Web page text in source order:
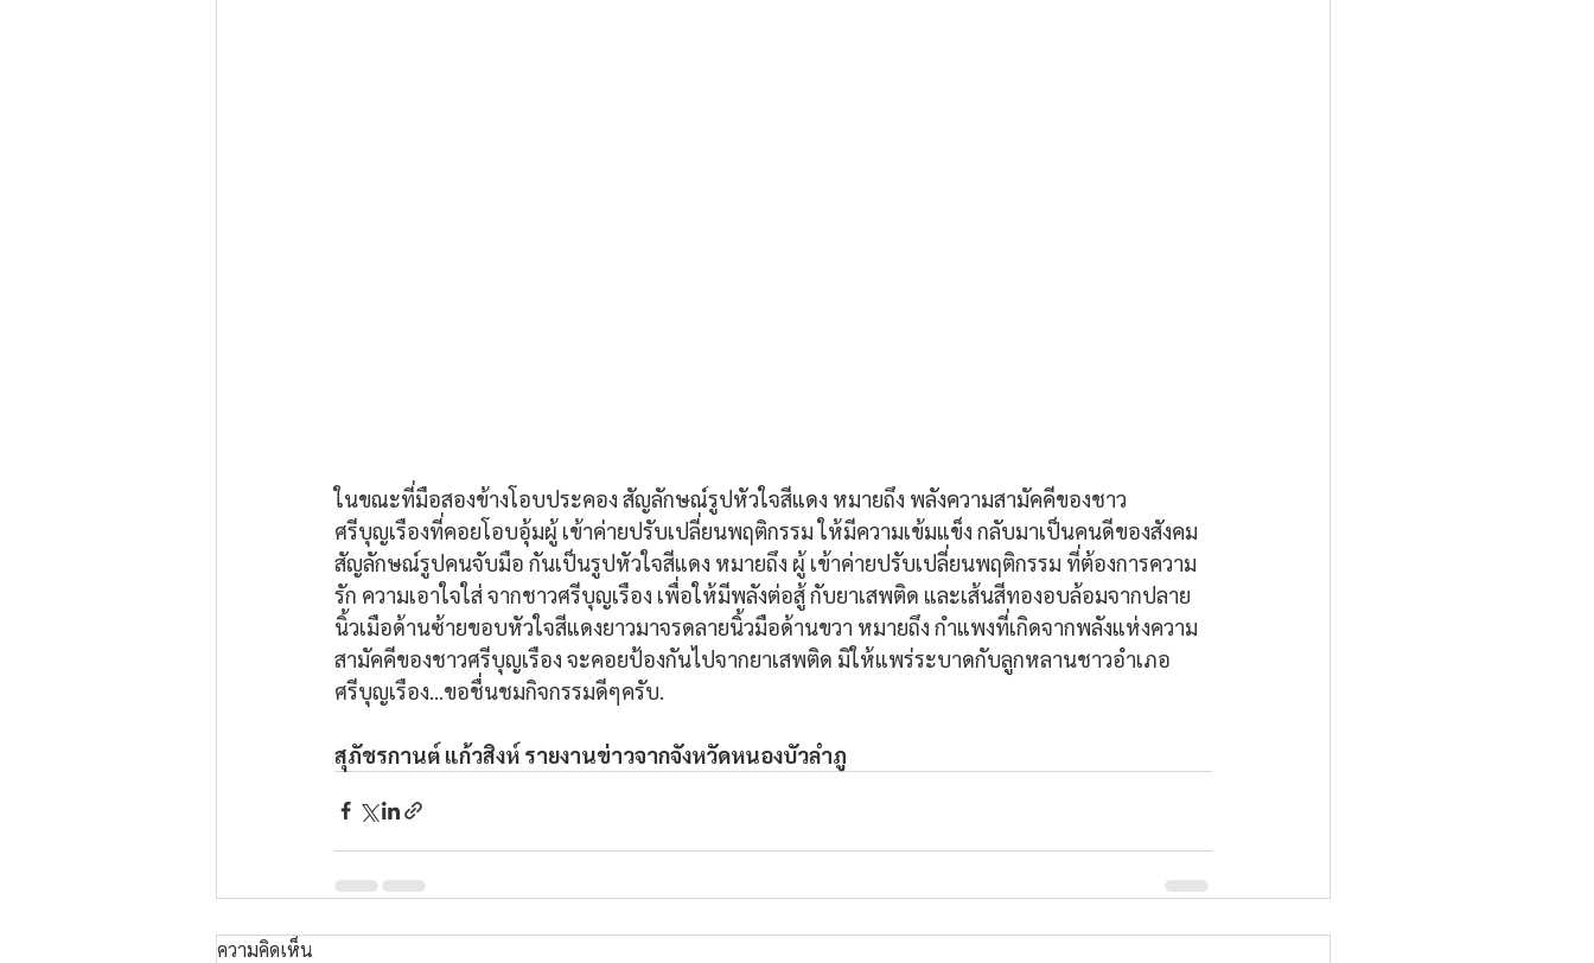
ในขณะที่มือสองข้างโอบประคอง สัญลักษณ์รูปหัวใจสีแดง หมายถึง พลังความสามัคคีของชาว
ศรีบุญเรืองที่คอยโอบอุ้มผู้ เข้าค่ายปรับเปลี่ยนพฤติกรรม ให้มีความเข้มแข็ง กลับมาเป็นคนดีของสังคม
สัญลักษณ์รูปคนจับมือ กันเป็นรูปหัวใจสีแดง หมายถึง ผู้ เข้าค่ายปรับเปลี่ยนพฤติกรรม ที่ต้องการความ
รัก ความเอาใจใส่ จากชาวศรีบุญเรือง เพื่อให้มีพลังต่อสู้ กับยาเสพติด และเส้นสีทองอบล้อมจากปลาย
นิ้วเมือด้านซ้ายขอบหัวใจสีแดงยาวมาจรดลายนิ้วมือด้านขวา หมายถึง กำแพงที่เกิดจากพลังแห่งความ
สามัคคีของชาวศรีบุญเรือง จะคอยป้องกันไปจากยาเสพติด มิให้แพร่ระบาดกับลูกหลานชาวอำเภอ
ศรีบุญเรือง...ขอชื่นชมกิจกรรมดีๆครับ.
สุภัชรกานต์ แก้วสิงห์ รายงานข่าวจากจังหวัดหนองบัวลำภู
ความคิดเห็น